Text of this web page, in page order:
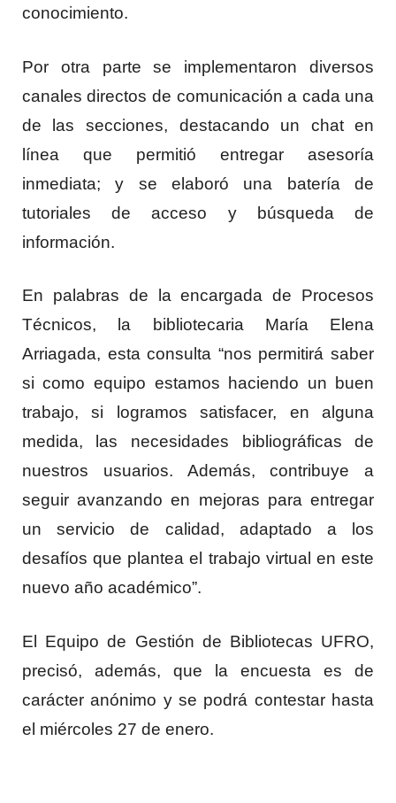
conocimiento.
Por otra parte se implementaron diversos
canales directos de comunicación a cada una
de las secciones, destacando un chat en
línea que permitió entregar asesoría
inmediata; y se elaboró una batería de
tutoriales de acceso y búsqueda de
información.
En palabras de la encargada de Procesos
Técnicos, la bibliotecaria María Elena
Arriagada, esta consulta “nos permitirá saber
si como equipo estamos haciendo un buen
trabajo, si logramos satisfacer, en alguna
medida, las necesidades bibliográficas de
nuestros usuarios. Además, contribuye a
seguir avanzando en mejoras para entregar
un servicio de calidad, adaptado a los
desafíos que plantea el trabajo virtual en este
nuevo año académico”.
El Equipo de Gestión de Bibliotecas UFRO,
precisó, además, que la encuesta es de
carácter anónimo y se podrá contestar hasta
el miércoles 27 de enero.